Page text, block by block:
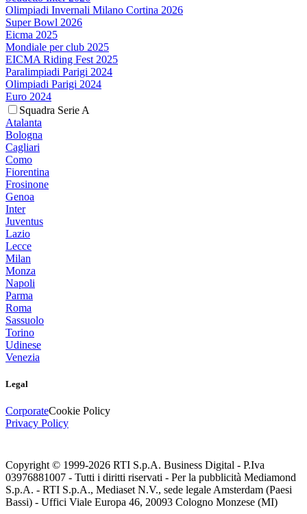
Olimpiadi Invernali Milano Cortina 2026
Super Bowl 2026
Eicma 2025
Mondiale per club 2025
EICMA Riding Fest 2025
Paralimpiadi Parigi 2024
Olimpiadi Parigi 2024
Euro 2024
Squadra Serie A
Atalanta
Bologna
Cagliari
Como
Fiorentina
Frosinone
Genoa
Inter
Juventus
Lazio
Lecce
Milan
Monza
Napoli
Parma
Roma
Sassuolo
Torino
Udinese
Venezia
Legal
CorporateCookie Policy
Privacy Policy
Copyright © 1999-2026 RTI S.p.A. Business Digital - P.Iva
03976881007 - Tutti i diritti riservati - Per la pubblicità Mediamond
S.p.A. - RTI S.p.A., Mediaset N.V., sede legale Amsterdam (Paesi
Bassi) - Uffici Viale Europa 46, 20093 Cologno Monzese (MI)